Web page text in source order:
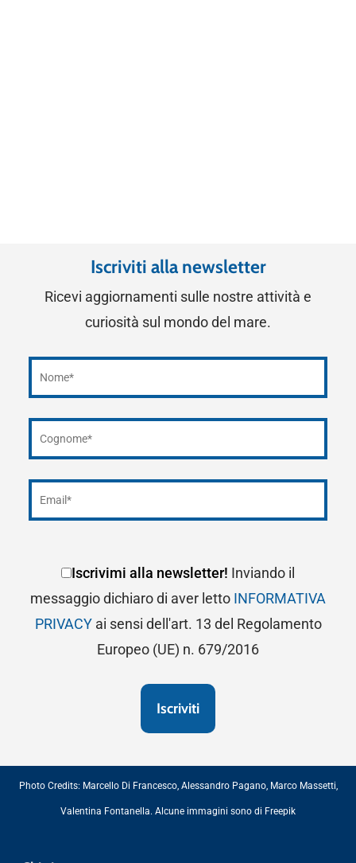
Iscriviti alla newsletter
Ricevi aggiornamenti sulle nostre attività e
curiosità sul mondo del mare.
Iscrivimi alla newsletter! Inviando il
messaggio dichiaro di aver letto INFORMATIVA
PRIVACYai sensi dell'art. 13 del Regolamento
Europeo (UE) n. 679/2016
Photo Credits: Marcello Di Francesco, Alessandro Pagano, Marco Massetti,
Valentina Fontanella. Alcune immagini sono di Freepik